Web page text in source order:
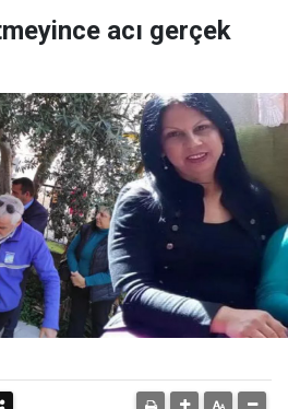
acı gerçek